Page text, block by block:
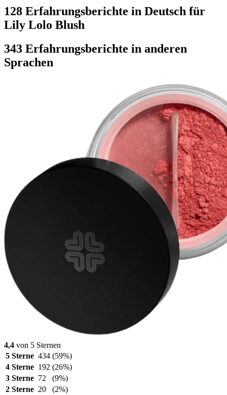
128 Erfahrungsberichte in Deutsch für
Lily Lolo Blush
343 Erfahrungsberichte in anderen
Sprachen
4,4 von 5 Sternen
5 Sterne 434 (59%)
4 Sterne 192 (26%)
3 Sterne 72
(9%)
2 Sterne 20
(2%)